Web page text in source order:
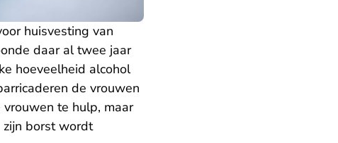
huisvesting van
daar al twee jaar
hoeveelheid alcohol
de vrouwen
te hulp, maar
zijn borst wordt